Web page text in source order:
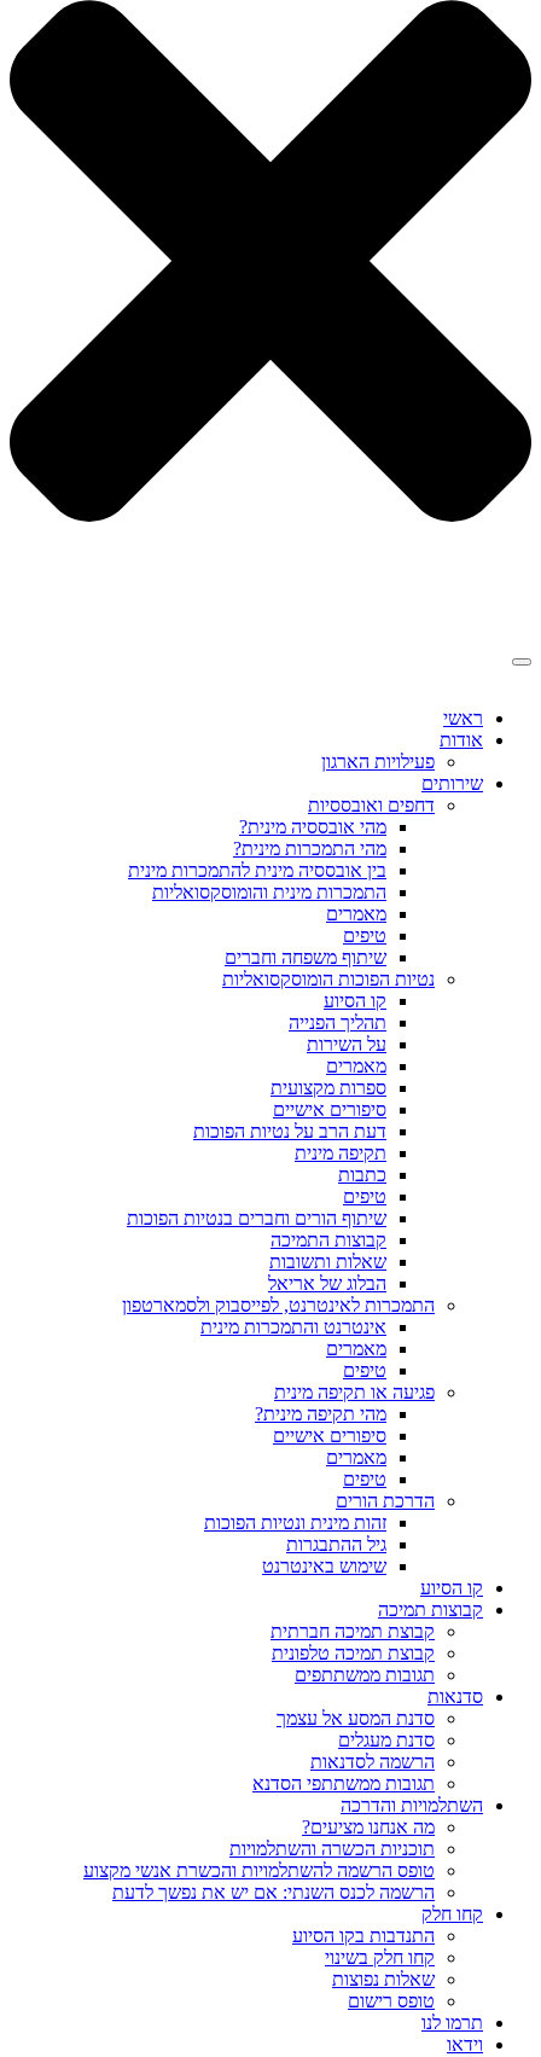
ראשי
אודות
פעילויות הארגון
שירותים
דחפים ואובססיות
מהי אובססיה מינית?
מהי התמכרות מינית?
בין אובססיה מינית להתמכרות מינית
התמכרות מינית והומוסקסואליות
מאמרים
טיפים
שיתוף משפחה וחברים
נטיות הפוכות הומוסקסואליות
קו הסיוע
תהליך הפנייה
על השירות
מאמרים
ספרות מקצועית
סיפורים אישיים
דעת הרב על נטיות הפוכות
תקיפה מינית
כתבות
טיפים
שיתוף הורים וחברים בנטיות הפוכות
קבוצות התמיכה
שאלות ותשובות
הבלוג של אריאל
התמכרות לאינטרנט, לפייסבוק ולסמארטפון
אינטרנט והתמכרות מינית
מאמרים
טיפים
פגיעה או תקיפה מינית
מהי תקיפה מינית?
סיפורים אישיים
מאמרים
טיפים
הדרכת הורים
זהות מינית ונטיות הפוכות
גיל ההתבגרות
שימוש באינטרנט
קו הסיוע
קבוצות תמיכה
קבוצת תמיכה חברתית
קבוצת תמיכה טלפונית
תגובות ממשתתפים
סדנאות
סדנת המסע אל עצמך
סדנת מעגלים
הרשמה לסדנאות
תגובות ממשתתפי הסדנא
השתלמויות והדרכה
מה אנחנו מציעים?
תוכניות הכשרה והשתלמויות
טופס הרשמה להשתלמויות והכשרת אנשי מקצוע
הרשמה לכנס השנתי: אם יש את נפשך לדעת
קחו חלק
התנדבות בקו הסיוע
קחו חלק בשינוי
שאלות נפוצות
טופס רישום
תרמו לנו
וידאו